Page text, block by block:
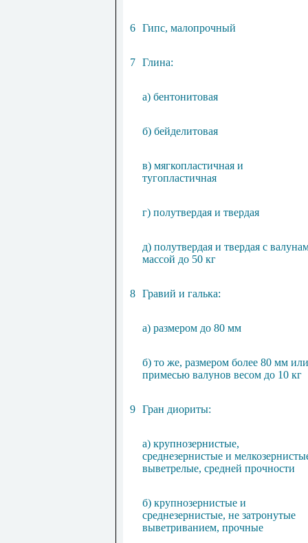
6 Гипс, малопрочный
7 Глина:
а) бентонитовая
б) бейделитовая
в) мягкопластичная и
тугопластичная
г) полутвердая и твердая
д) полутвердая и твердая с
массой до 50 кг
8 Гравий и галька:
а) размером до 80 мм
б) то же, размером более 80 мм
примесью валунов весом до 10 кг
9 Гран диориты:
а) крупнозернистые,
среднезернистые и
выветрелые, средней прочности
б) крупнозернистые и
среднезернистые, не затронутые
выветриванием, прочные